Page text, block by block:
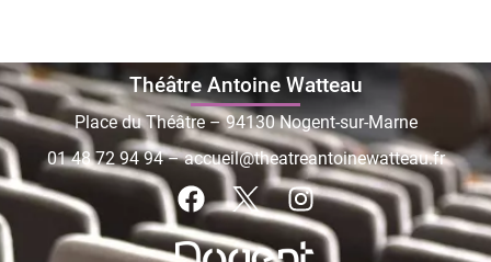
Théâtre Antoine Watteau
Place du Théâtre – 94130 Nogent-sur-Marne
01 48 72 94 94–accueil@theatreantoinewatteau.fr